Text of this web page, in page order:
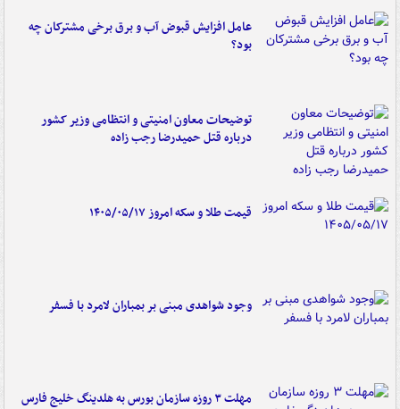
عامل افزایش قبوض آب و برق برخی مشترکان چه
بود؟
توضیحات معاون امنیتی و انتظامی وزیر کشور
درباره قتل حمیدرضا رجب زاده
قیمت طلا و سکه امروز ۱۴۰۵/۰۵/۱۷
وجود شواهدی مبنی بر بمباران لامرد با فسفر
مهلت ۳ روزه سازمان بورس به هلدینگ خلیج فارس